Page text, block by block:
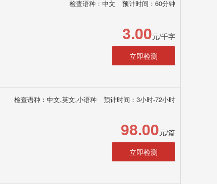
检查语种：中文 预计时间：60分钟
3.00元/千字
立即检测
检查语种：中文,英文,小语种 预计时间：3小时-72小时
98.00元/篇
立即检测